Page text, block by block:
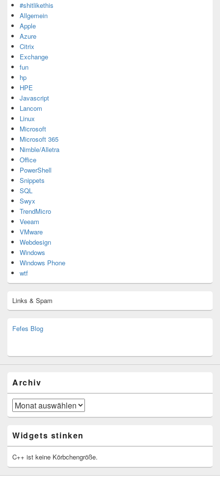
#shitlikethis
Allgemein
Apple
Azure
Citrix
Exchange
fun
hp
HPE
Javascript
Lancom
Linux
Microsoft
Microsoft 365
Nimble/Alletra
Office
PowerShell
Snippets
SQL
Swyx
TrendMicro
Veeam
VMware
Webdesign
Windows
Windows Phone
wtf
Links & Spam
Fefes Blog
Archiv
Archiv
Widgets stinken
C++ ist keine Körbchengröße.